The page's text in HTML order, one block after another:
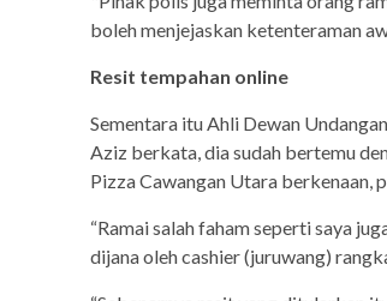
boleh menjejaskan ketenteraman
Resit tempahan online
Sementara itu Ahli Dewan
Aziz berkata, dia sudah bertemu
Pizza Cawangan Utara berkenaan,
“Ramai salah faham seperti saya
dijana oleh cashier (juruwang)